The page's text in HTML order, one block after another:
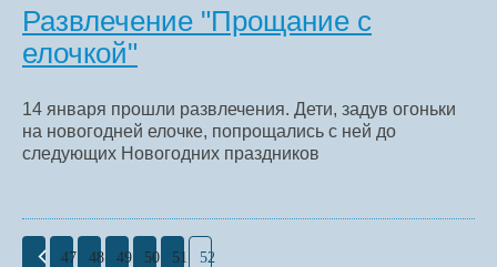
Развлечение "Прощание с
елочкой"
14 января прошли развлечения. Дети, задув огоньки
на новогодней елочке, попрощались с ней до
следующих Новогодних праздников
47 48 49 50 51 52